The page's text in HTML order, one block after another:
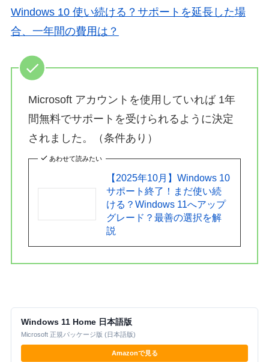
Windows 10 使い続ける？サポートを延長した場
合、一年間の費用は？
Microsoft アカウントを使用していれば 1年
間無料でサポートを受けられるように決定
されました。（条件あり）
あわせて読みたい
【2025年10月】Windows 10
サポート終了！まだ使い続
ける？Windows 11へアップ
グレード？最善の選択を解
説
Windows 11 Home 日本語版
Microsoft 正規パッケージ版 (日本語版)
Amazonで見る